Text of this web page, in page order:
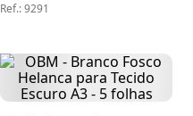
Ref.:9291